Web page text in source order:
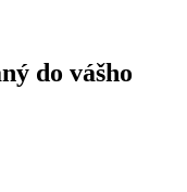
do vášho